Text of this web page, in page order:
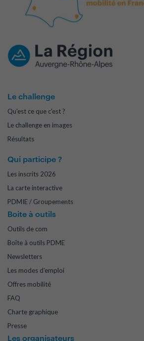
Le challenge
Qu'est ce que c'est ?
Le challenge en images
Résultats
Qui participe ?
Les inscrits 2026
La carte interactive
PDMIE / Groupements
Boite à outils
Outils de com
Boîte à outils PDME
Newsletters
Les modes d'emploi
Offres mobilité
FAQ
Charte graphique
Presse
Les organisateurs